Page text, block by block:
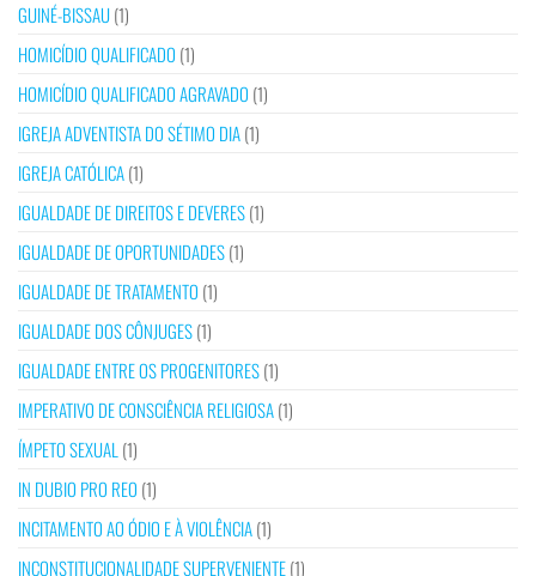
GUINÉ-BISSAU(1)
HOMICÍDIO QUALIFICADO (1)
HOMICÍDIO QUALIFICADO AGRAVADO (1)
IGREJA ADVENTISTA DO SÉTIMO DIA(1)
IGREJA CATÓLICA(1)
IGUALDADE DE DIREITOS E DEVERES(1)
IGUALDADE DE OPORTUNIDADES(1)
IGUALDADE DE TRATAMENTO (1)
IGUALDADE DOS CÔNJUGES(1)
IGUALDADE ENTRE OS PROGENITORES(1)
IMPERATIVO DE CONSCIÊNCIA RELIGIOSA(1)
ÍMPETO SEXUAL (1)
IN DUBIO PRO REO (1)
INCITAMENTO AO ÓDIO E À VIOLÊNCIA(1)
INCONSTITUCIONALIDADE SUPERVENIENTE(1)